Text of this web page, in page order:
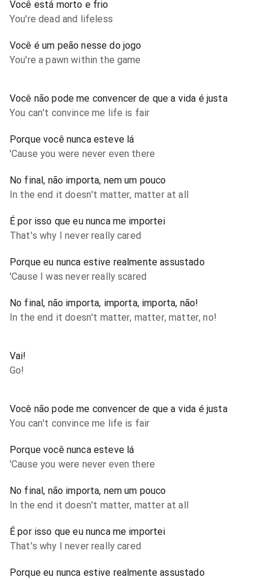
Você está morto e frio
You're dead and lifeless
Você é um peão nesse do jogo
You're a pawn within the game
Você não pode me convencer de que a vida é justa
You can't convince me life is fair
Porque você nunca esteve lá
'Cause you were never even there
No final, não importa, nem um pouco
In the end it doesn't matter, matter at all
É por isso que eu nunca me importei
That's why I never really cared
Porque eu nunca estive realmente assustado
'Cause I was never really scared
No final, não importa, importa, importa, não!
In the end it doesn't matter, matter, matter, no!
Vai!
Go!
Você não pode me convencer de que a vida é justa
You can't convince me life is fair
Porque você nunca esteve lá
'Cause you were never even there
No final, não importa, nem um pouco
In the end it doesn't matter, matter at all
É por isso que eu nunca me importei
That's why I never really cared
Porque eu nunca estive realmente assustado